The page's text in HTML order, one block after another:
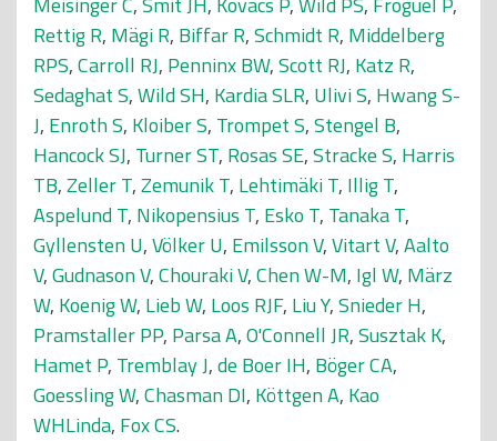
Rettig R, Mägi R, Biffar R,Schmidt R, Middelberg
RPS,Carroll RJ, Penninx BW,Scott RJ, Katz R,
Sedaghat S,Wild SH, Kardia SLR, Ulivi S, Hwang S-
J, Enroth S, Kloiber S, Trompet S,Stengel B,
Hancock SJ, Turner ST, Rosas SE,Stracke S, Harris
TB,Zeller T,Zemunik T, Lehtimäki T, Illig T,
Aspelund T, Nikopensius T, Esko T, Tanaka T,
Gyllensten U,Völker U, Emilsson V,Vitart V,Aalto
V,Gudnason V,Chouraki V,Chen W-M, Igl W, März
W, Koenig W, Lieb W, Loos RJF, Liu Y,Snieder H,
Pramstaller PP, Parsa A,O'Connell JR,Susztak K,
Hamet P, Tremblay J,de Boer IH, Böger CA,
Goessling W,Chasman DI, Köttgen A, Kao
WHLinda, Fox CS.